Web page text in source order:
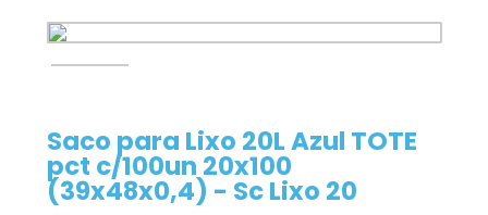
Saco para Lixo 20L Azul TOTE
pct c/100un 20x100
(39x48x0,4) - Sc Lixo 20